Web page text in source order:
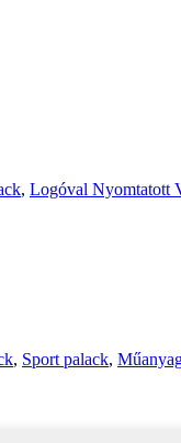
, Logóval Nyomtatott
, Sport palack,